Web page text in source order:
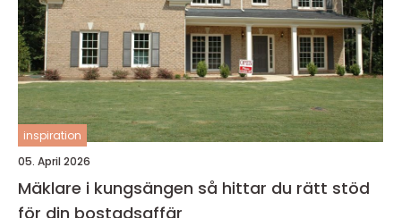
inspiration
05. April 2026
Mäklare i kungsängen så hittar du rätt stöd
för din bostadsaffär